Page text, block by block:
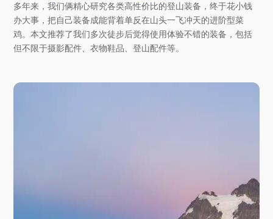
多年来，我们俩精心研究各类高性价比的登山装备，终于花小钱
办大事，把自己装备成能背着单反在山头一飞冲天的进阶型菜
鸡。本文推荐了我们多次徒步后觉得使用体验不错的装备，包括
但不限于摄影配件、衣物鞋品、登山配件等。